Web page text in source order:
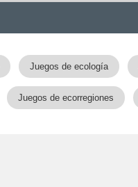
Juegos de ecología
Juegos de ecorregiones